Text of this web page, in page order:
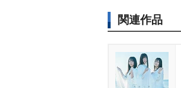
関連作品